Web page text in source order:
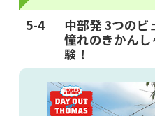
5-4
中部発 3つのビ
憧れのきかん
験！